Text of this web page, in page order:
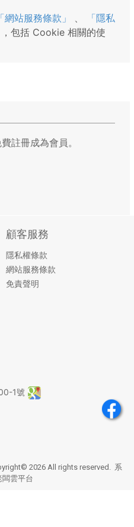
「網站服務條款」
「隱私
，包括 Cookie 相關的使
註冊成為會員。
顧客服務
隱私權條款
網站服務條款
免責聲明
1號
2026 All rights reserved. 系
闆雲平台